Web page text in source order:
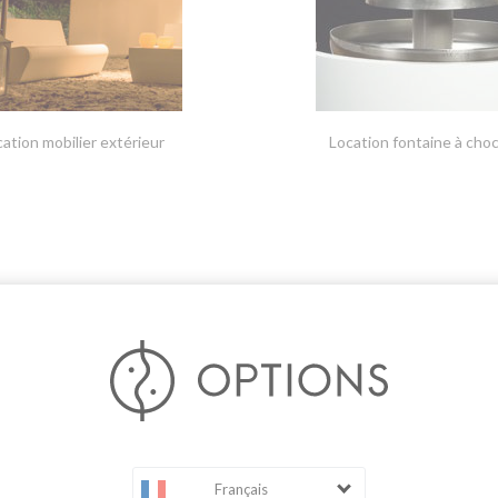
mobilier extérieur Location fontaine à
Français